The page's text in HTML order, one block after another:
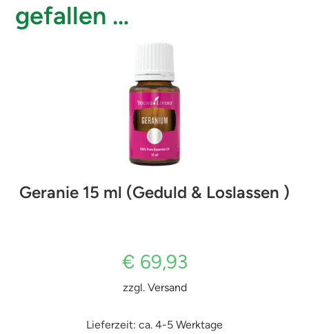
gefallen …
Geranie 15 ml (Geduld & Loslassen )
€ 69,93
zzgl. Versand
Lieferzeit: ca. 4-5 Werktage